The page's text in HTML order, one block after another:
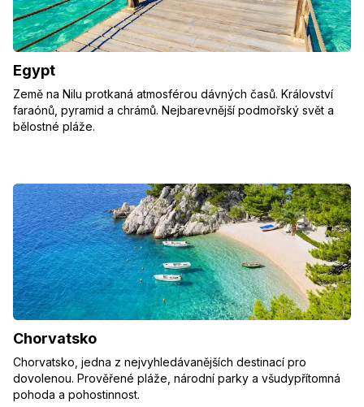
Egypt
Země na Nilu protkaná atmosférou dávných časů. Království
faraónů, pyramid a chrámů. Nejbarevnější podmořský svět a
bělostné pláže.
Chorvatsko
Chorvatsko, jedna z nejvyhledávanějších destinací pro
dovolenou. Prověřené pláže, národní parky a všudypřítomná
pohoda a pohostinnost.